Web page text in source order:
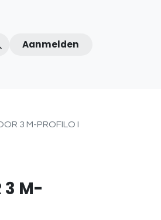
ons Afspraak
Aanmelden
3 M-PROFILO I
3 M-